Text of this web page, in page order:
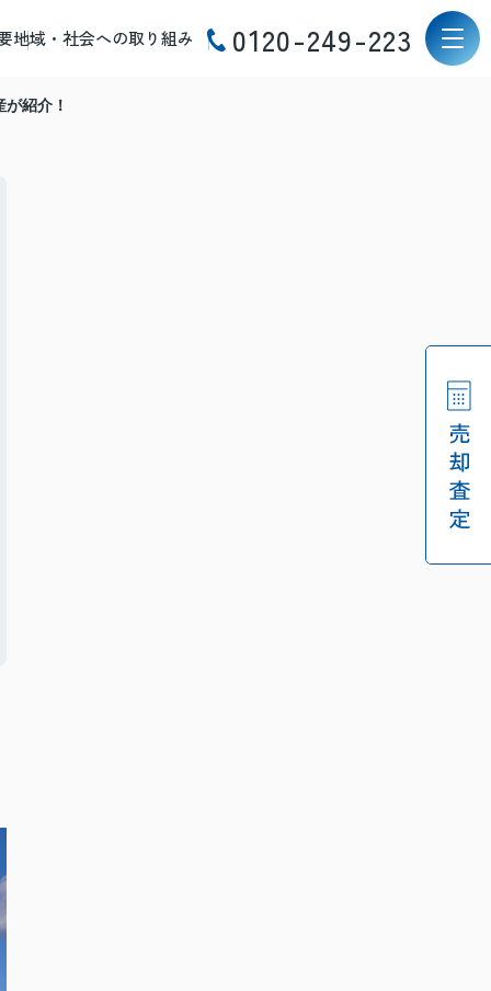
地域・社会への取り組み 0120-249-223
紹介！